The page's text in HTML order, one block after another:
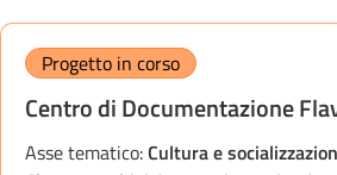
Progetto in corso
Centro di Documentazione
Asse tematico:Cultura e